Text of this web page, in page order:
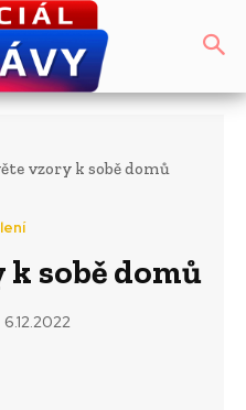
vzory k sobě domů
k sobě domů
6.12.2022